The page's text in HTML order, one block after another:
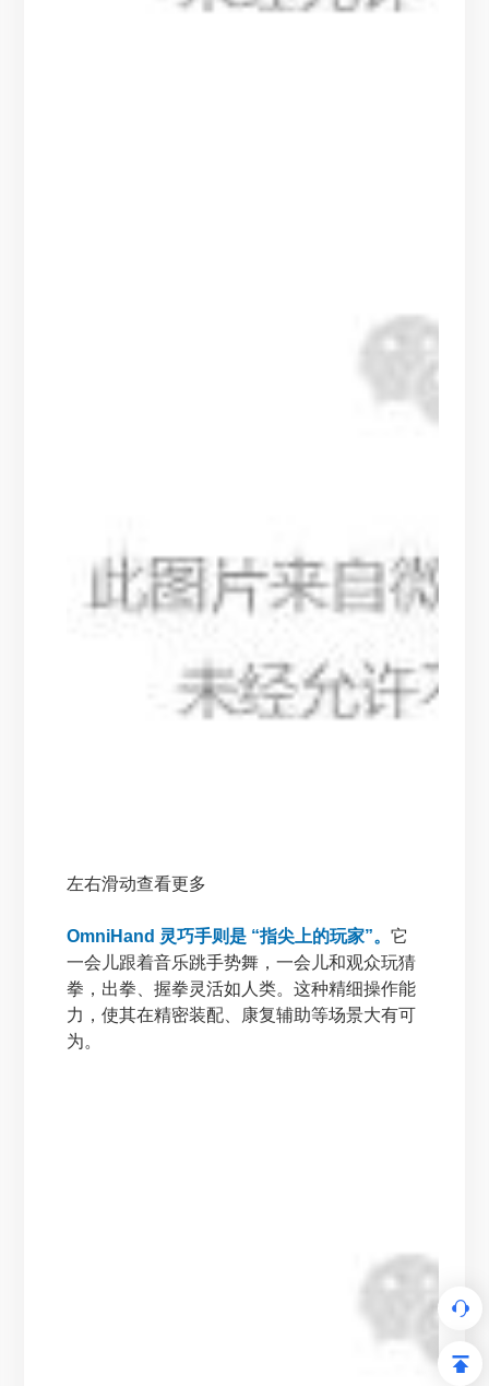
左右滑动查看更多
OmniHand 灵巧手则是 “指尖上的玩家”。它
一会儿跟着音乐跳手势舞，一会儿和观众玩猜
拳，出拳、握拳灵活如人类。这种精细操作能
力，使其在精密装配、康复辅助等场景大有可
为。